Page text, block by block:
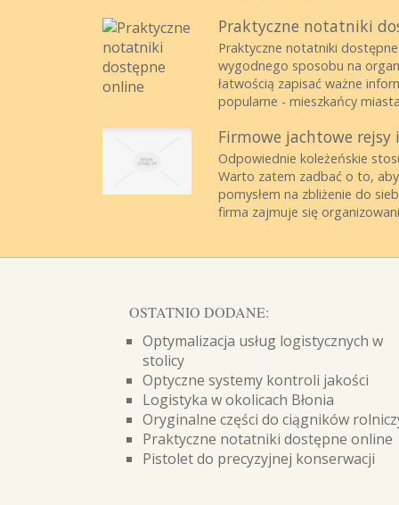
Praktyczne notatniki
Praktyczne notatniki
wygodnego sposobu na
łatwością zapisać ważne
popularne - mieszkańcy
Firmowe jachtowe rejsy
Odpowiednie koleżeńskie
Warto zatem zadbać o to,
pomysłem na zbliżenie do
firma zajmuje się
OSTATNIO DODANE:
Optymalizacja usług logistycznych w
stolicy
Optyczne systemy kontroli jakości
Logistyka w okolicach Błonia
Oryginalne części do ciągników
Praktyczne notatniki dostępne online
Pistolet do precyzyjnej konserwacji